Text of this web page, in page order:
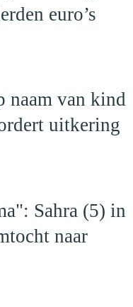
euro’s
naam van kind
uitkering
Sahra (5) in
naar